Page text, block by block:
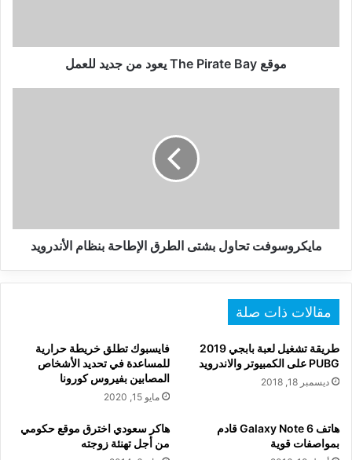
موقع The Pirate Bay يعود من جديد للعمل
مايكروسوفت تحاول بشتى الطرق الإطاحة بنظام الأندرويد
مقالات ذات صلة
طريقة تشغيل لعبة بابجي 2019
PUBG على الكمبيوتر والاندرويد
ديسمبر 18, 2018
فايسبوك تطلق خريطة حرارية
للمساعدة في تحديد الأشخاص
المصابين بفيروس كورونا
مايو 15, 2020
هاتف Galaxy Note 6 قادم
بمواصفات قوية
هاكر سعودي اخترق موقع حكومي
من أجل تهنئة زوجته